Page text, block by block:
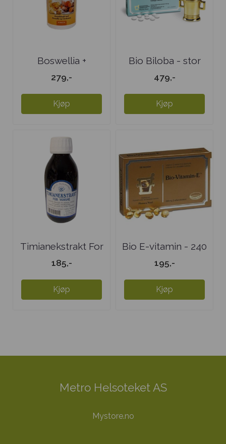
Boswellia +
Gurkemeie
279,-
Kjøp
Bio Biloba - stor
479,-
Kjøp
Timianekstrakt For
Voksne
185,-
Kjøp
Bio E-vitamin - 240
mg
195,-
Kjøp
Metro Helsoteket AS
Mystore.no